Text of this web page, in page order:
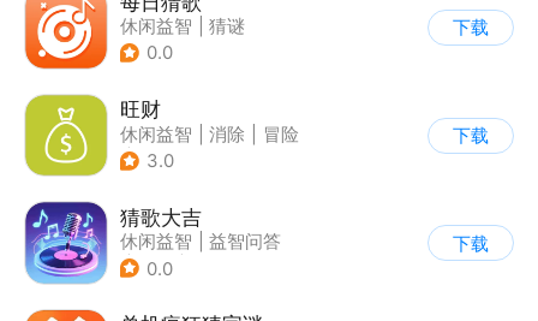
休闲益智
猜谜
0.0
下载
旺财
休闲益智 消除
冒险
| 卡通
3.0
下载
猜歌大吉
休闲益智
益智问答
| 音乐
0.0
下载